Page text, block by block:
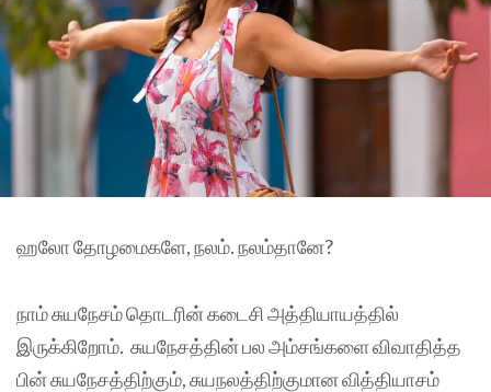
ஹலோ தோழமைகளே, நலம். நலம்தானே?
நாம் சுயநேசம் தொடரின் கடைசி அத்தியாயத்தில்
இருக்கிறோம். சுயநேசத்தின் பல அம்சங்களை விவாதித்த
பின் சுயநேசத்திற்கும், சுயநலத்திற்குமான வித்தியாசம்